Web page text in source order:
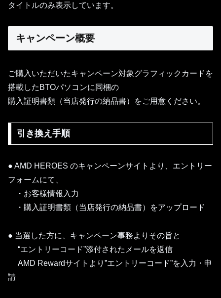
タイトルのみ表示しています。
キャンペーン概要
ご購入いただいたキャンペーン対象グラフィックカードを
搭載したBTOパソコンに同梱の
購入証明書類（当店発行の納品書）をご用意ください。
引き換え手順
● AMD HEROES のキャンペーンサイトより、エントリー
フォームにて、
・お客様情報入力
・購入証明書類（当店発行の納品書）をアップロード
● 当選した方に、キャンペーン事務よりその旨と
“エントリーコード”添付されたメールを返信
AMD Rewardサイトより”エントリーコード”を入力・申
請